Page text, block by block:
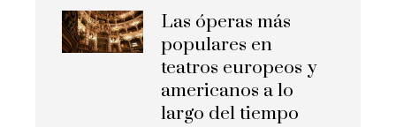
Las óperas más
populares en
teatros europeos y
americanos a lo
largo del tiempo